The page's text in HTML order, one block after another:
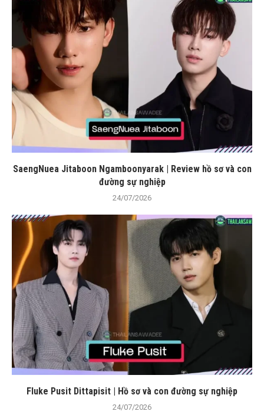
SaengNuea Jitaboon Ngamboonyarak | Review hồ sơ và con
đường sự nghiệp
24/07/2026
Fluke Pusit Dittapisit | Hồ sơ và con đường sự nghiệp
24/07/2026